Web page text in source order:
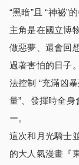
“黑暗”且 “神祕”
主角是在國立博
做惡夢、還會回
過著害怕的日子
法控制 “充滿凶
量”、發揮時全身
ー。
這次和月光騎士
的大人氣漫畫『